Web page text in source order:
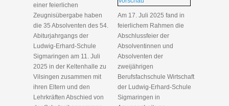
einer feierlichen
Zeugnisübergabe haben
die 35 Absolventen des 54.
Abiturjahrgangs der
Ludwig-Erhard-Schule
Sigmaringen am 11. Juli
2025 in der Keltenhalle zu
Vilsingen zusammen mit
ihren Eltern und den
Lehrkräften Abschied von
Am 17. Juli 2025 fand in
feierlichem Rahmen die
Abschlussfeier der
Absolventinnen und
Absolventen der
zweijährigen
Berufsfachschule Wirtschaft
der Ludwig-Erhard-Schule
Sigmaringen in